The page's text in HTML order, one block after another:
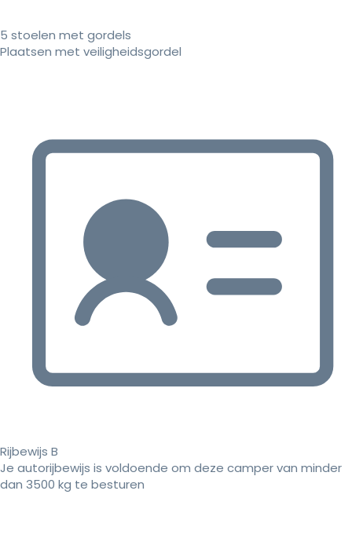
5 stoelen met gordels
Plaatsen met veiligheidsgordel
Rijbewijs B
Je autorijbewijs is voldoende om deze camper van minder
dan 3500 kg te besturen